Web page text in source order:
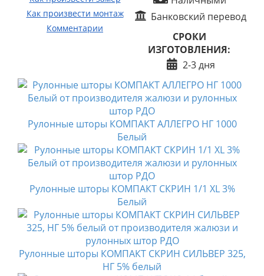
Как произвести монтаж
Комментарии
Банковский перевод
СРОКИ
ИЗГОТОВЛЕНИЯ:
2-3 дня
Рулонные шторы КОМПАКТ АЛЛЕГРО НГ 1000
Белый
Рулонные шторы КОМПАКТ СКРИН 1/1 XL 3%
Белый
Рулонные шторы КОМПАКТ СКРИН СИЛЬВЕР 325,
НГ 5% белый